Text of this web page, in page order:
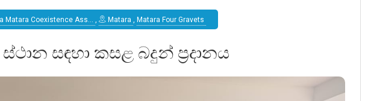
Matara Coexistence Ass… , Matara , Matara Four Gravets
සඳහා කසළ බදුන් ප්‍රදානය